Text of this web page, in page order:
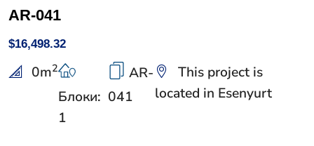
AR-041
$16,498.32
0m2
Блоки:
1
AR-
041
This project is
located in Esenyurt